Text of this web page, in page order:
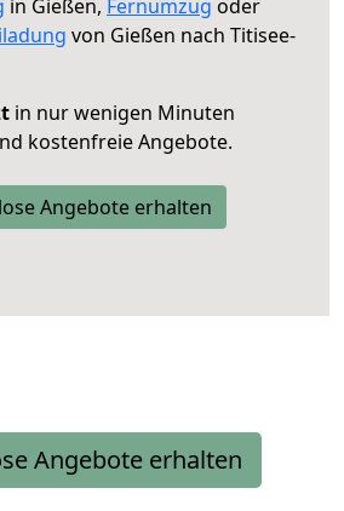
in Gießen, Fernumzug oder
von Gießen nach Titisee-
in nur wenigen Minuten
kostenfreie Angebote.
Angebote erhalten
Angebote erhalten